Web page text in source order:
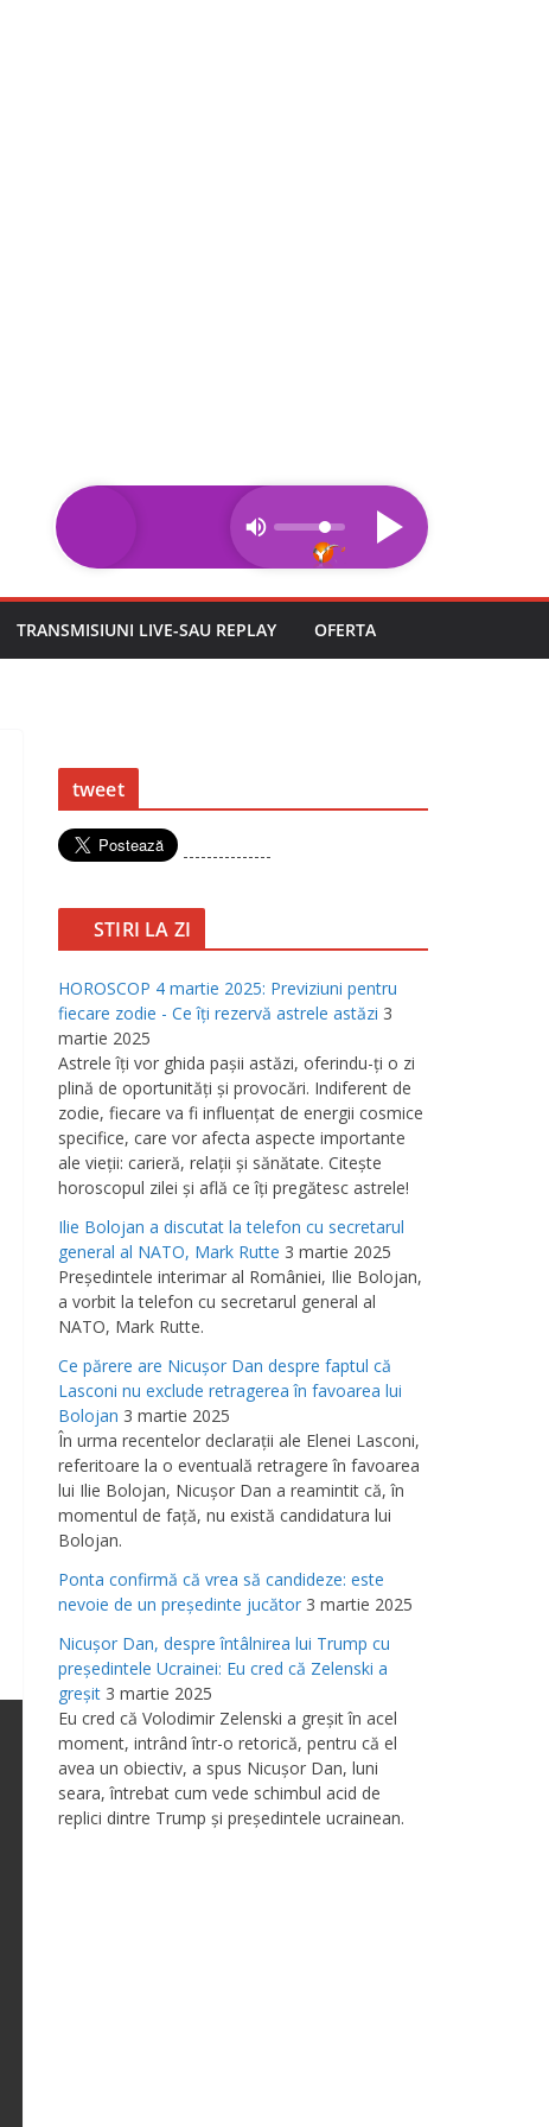
TRANSMISIUNI LIVE-SAU REPLAY OFERTA
tweet
---------------
STIRI LA ZI
HOROSCOP 4 martie 2025: Previziuni pentru
fiecare zodie - Ce îţi rezervă astrele astăzi 3
martie 2025
Astrele îţi vor ghida paşii astăzi, oferindu-ţi o zi
plină de oportunităţi şi provocări. Indiferent de
zodie, fiecare va fi influenţat de energii cosmice
specifice, care vor afecta aspecte importante
ale vieţii: carieră, relaţii şi sănătate. Citeşte
horoscopul zilei şi află ce îţi pregătesc astrele!
Ilie Bolojan a discutat la telefon cu secretarul
general al NATO, Mark Rutte 3 martie 2025
Preşedintele interimar al României, Ilie Bolojan,
a vorbit la telefon cu secretarul general al
NATO, Mark Rutte.
Ce părere are Nicuşor Dan despre faptul că
Lasconi nu exclude retragerea în favoarea lui
Bolojan 3 martie 2025
În urma recentelor declaraţii ale Elenei Lasconi,
referitoare la o eventuală retragere în favoarea
lui Ilie Bolojan, Nicuşor Dan a reamintit că, în
momentul de faţă, nu există candidatura lui
Bolojan.
Ponta confirmă că vrea să candideze: este
nevoie de un preşedinte jucător 3 martie 2025
Nicuşor Dan, despre întâlnirea lui Trump cu
preşedintele Ucrainei: Eu cred că Zelenski a
greşit 3 martie 2025
Eu cred că Volodimir Zelenski a greşit în acel
moment, intrând într-o retorică, pentru că el
avea un obiectiv, a spus Nicuşor Dan, luni
seara, întrebat cum vede schimbul acid de
replici dintre Trump şi preşedintele ucrainean.